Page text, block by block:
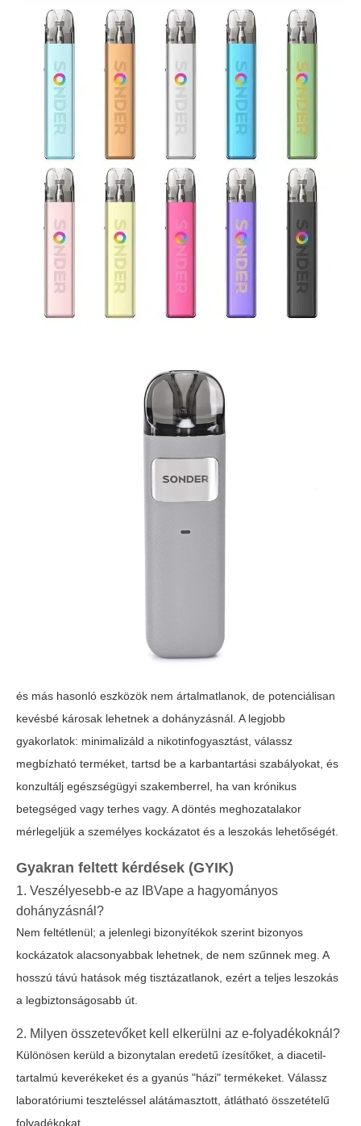
és más hasonló eszközök nem ártalmatlanok, de potenciálisan
kevésbé károsak lehetnek a dohányzásnál. A legjobb
gyakorlatok: minimalizáld a nikotinfogyasztást, válassz
megbízható terméket, tartsd be a karbantartási szabályokat, és
konzultálj egészségügyi szakemberrel, ha van krónikus
betegséged vagy terhes vagy. A döntés meghozatalakor
mérlegeljük a személyes kockázatot és a leszokás lehetőségét.
Gyakran feltett kérdések (GYIK)
1. Veszélyesebb-e az IBVape a hagyományos
dohányzásnál?
Nem feltétlenül; a jelenlegi bizonyítékok szerint bizonyos
kockázatok alacsonyabbak lehetnek, de nem szűnnek meg. A
hosszú távú hatások még tisztázatlanok, ezért a teljes leszokás
a legbiztonságosabb út.
2. Milyen összetevőket kell elkerülni az e-folyadékoknál?
Különösen kerüld a bizonytalan eredetű ízesítőket, a diacetil-
tartalmú keverékeket és a gyanús "házi" termékeket. Válassz
laboratóriumi teszteléssel alátámasztott, átlátható összetételű
folyadékokat.